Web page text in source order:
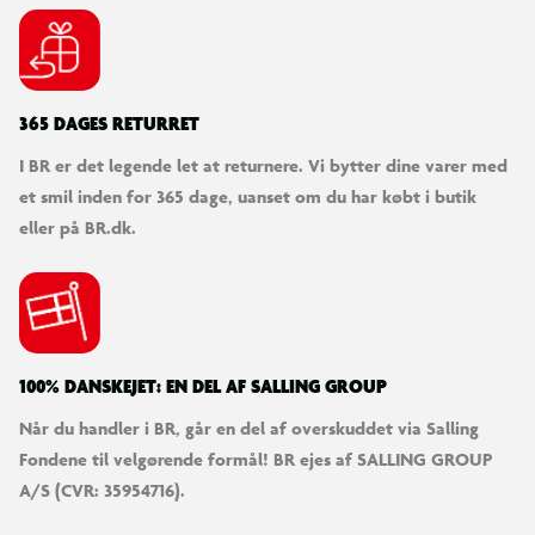
365 DAGES RETURRET
I BR er det legende let at returnere. Vi bytter dine varer med
et smil inden for 365 dage, uanset om du har købt i butik
eller på BR.dk.
100% DANSKEJET: EN DEL AF SALLING GROUP
Når du handler i BR, går en del af overskuddet via Salling
Fondene til velgørende formål! BR ejes af SALLING GROUP
A/S (CVR: 35954716).